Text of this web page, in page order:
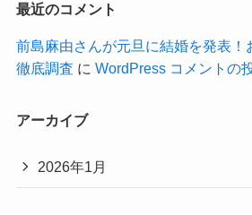
最近のコメント
前島麻由さんが元旦に結婚を発表！
徹底調査 に WordPress コメントの
アーカイブ
2026年1月